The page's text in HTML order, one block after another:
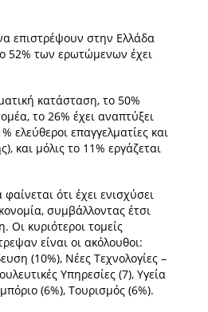
επιστρέψουν στην Ελλάδα
52% των ερωτώμενων έχει
κατάσταση, το 50%
το 26% έχει αναπτύξει
ελεύθεροι επαγγελματίες και
και μόλις το 11% εργάζεται
ότι έχει ενισχύσει
συμβάλλοντας έτσι
Οι κυριότεροι τομείς
είναι οι ακόλουθοι:
(10%), Νέες Τεχνολογίες –
Υπηρεσίες (7), Υγεία
(6%), Τουρισμός (6%).